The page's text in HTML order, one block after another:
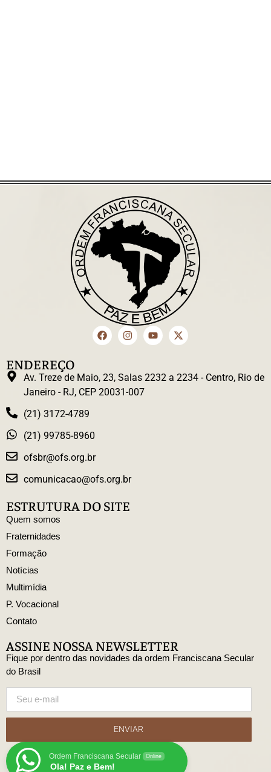
ENDEREÇO
Av. Treze de Maio, 23, Salas 2232 a 2234 - Centro, Rio de
Janeiro - RJ, CEP 20031-007
(21) 3172-4789
(21) 99785-8960
ofsbr@ofs.org.br
comunicacao@ofs.org.br
ESTRUTURA DO SITE
Quem somos
Fraternidades
Formação
Notícias
Multimídia
P. Vocacional
Contato
ASSINE NOSSA NEWSLETTER
Fique por dentro das novidades da ordem Franciscana Secular
do Brasil
ENVIAR
Ordem Franciscana Secular Online
Ola! Paz e Bem!